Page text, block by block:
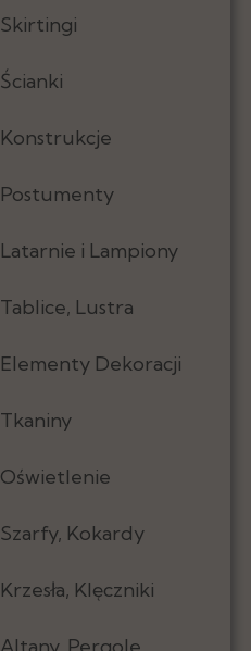
Skirtingi
Ścianki
Konstrukcje
Postumenty
Latarnie i Lampiony
Tablice, Lustra
Elementy Dekoracji
Tkaniny
Oświetlenie
Szarfy, Kokardy
Krzesła, Klęczniki